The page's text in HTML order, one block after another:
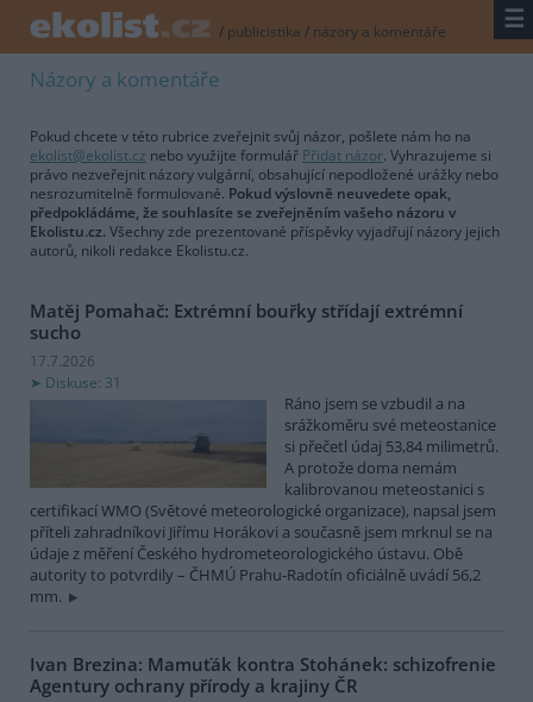
/ publicistika / názory a komentáře ☰
Názory a komentáře
Pokud chcete v této rubrice zveřejnit svůj názor, pošlete nám ho na
ekolist@ekolist.cz nebo využijte formulář Přidat názor. Vyhrazujeme si
právo nezveřejnit názory vulgární, obsahující nepodložené urážky nebo
nesrozumitelně formulované. Pokud výslovně neuvedete opak,
předpokládáme, že souhlasíte se zveřejněním vašeho názoru v
Ekolistu.cz. Všechny zde prezentované příspěvky vyjadřují názory jejich
autorů, nikoli redakce Ekolistu.cz.
Matěj Pomahač: Extrémní bouřky střídají extrémní
sucho
17.7.2026
Diskuse: 31
Ráno jsem se vzbudil a na
srážkoměru své meteostanice
si přečetl údaj 53,84 milimetrů.
A protože doma nemám
kalibrovanou meteostanici s
certifikací WMO (Světové meteorologické organizace), napsal jsem
příteli zahradníkovi Jiřímu Horákovi a současně jsem mrknul se na
údaje z měření Českého hydrometeorologického ústavu. Obě
autority to potvrdily – ČHMÚ Prahu-Radotín oficiálně uvádí 56,2
mm.
Ivan Brezina: Mamuťák kontra Stohánek: schizofrenie
Agentury ochrany přírody a krajiny ČR